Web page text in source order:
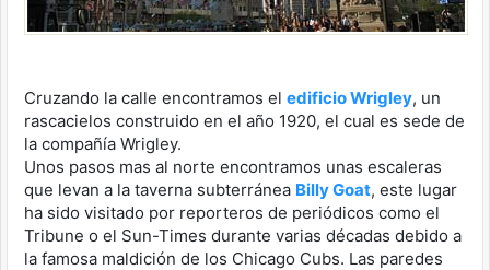
Cruzando la calle encontramos el edificio Wrigley, un
rascacielos construido en el año 1920, el cual es sede de
la compañía Wrigley.
Unos pasos mas al norte encontramos unas escaleras
que levan a la taverna subterránea Billy Goat, este lugar
ha sido visitado por reporteros de periódicos como el
Tribune o el Sun-Times durante varias décadas debido a
la famosa maldición de los Chicago Cubs. Las paredes